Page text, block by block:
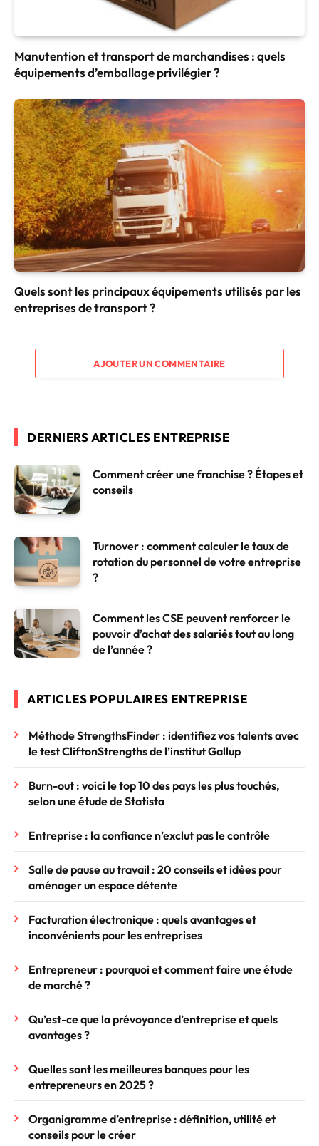
Manutention et transport de marchandises : quels
équipements d’emballage privilégier ?
Quels sont les principaux équipements utilisés par les
entreprises de transport ?
AJOUTER UN COMMENTAIRE
DERNIERS ARTICLES ENTREPRISE
Comment créer une franchise ? Étapes et
conseils
Turnover : comment calculer le taux de
rotation du personnel de votre entreprise
?
Comment les CSE peuvent renforcer le
pouvoir d’achat des salariés tout au long
de l’année ?
ARTICLES POPULAIRES ENTREPRISE
Méthode StrengthsFinder : identifiez vos talents avec
le test CliftonStrengths de l’institut Gallup
Burn-out : voici le top 10 des pays les plus touchés,
selon une étude de Statista
Entreprise : la confiance n’exclut pas le contrôle
Salle de pause au travail : 20 conseils et idées pour
aménager un espace détente
Facturation électronique : quels avantages et
inconvénients pour les entreprises
Entrepreneur : pourquoi et comment faire une étude
de marché ?
Qu’est-ce que la prévoyance d’entreprise et quels
avantages ?
Quelles sont les meilleures banques pour les
entrepreneurs en 2025 ?
Organigramme d’entreprise : définition, utilité et
conseils pour le créer